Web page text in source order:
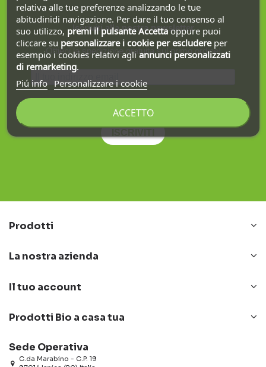
Iscriviti alla nostra newsletter
Ottieni la spedizione gratuita sul primo ordine!
Prodotti
La nostra azienda
Il tuo account
Prodotti Bio a casa tua
Sede Operativa
C.da Marabino - C.P. 19
relativa alle tue preferenze analizzando le tue
abitudinidi navigazione. Per dare il tuo consenso al
suo utilizzo, premi il pulsante Accettaoppure puoi
cliccare su personalizzare i cookie per escludereper
esempio i cookies relativi agli annunci personalizzati
di remarketing.
Piú info
Personalizzare i cookie
ACCETTO